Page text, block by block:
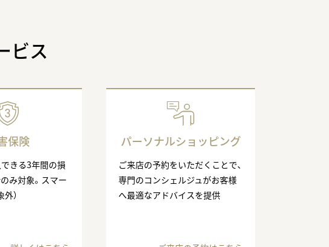
ビス
保険
きる3年間の損
み対象。スマー
）
パーソナルショッピング
ご来店の予約をいただくことで、
専門のコンシェルジュがお客様
へ最適なアドバイスを提供